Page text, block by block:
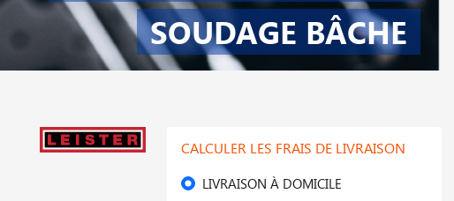
SOUDAGE BÂCHE
CALCULER LES FRAIS DE LIVRAISON
LIVRAISON À DOMICILE